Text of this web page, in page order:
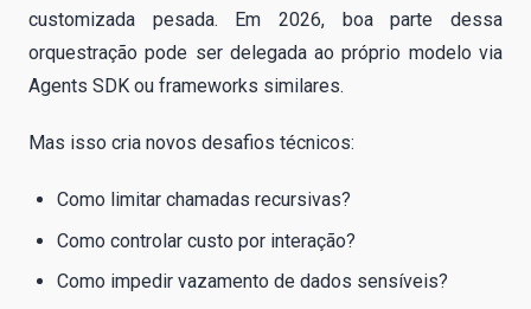
customizada pesada. Em 2026, boa parte dessa
orquestração pode ser delegada ao próprio modelo via
Agents SDK ou frameworks similares.
Mas isso cria novos desafios técnicos:
Como limitar chamadas recursivas?
Como controlar custo por interação?
Como impedir vazamento de dados sensíveis?